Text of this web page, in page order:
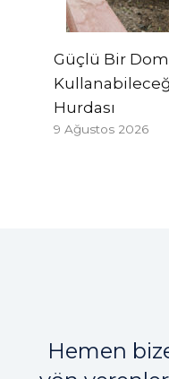
Güçlü Bir
Hurdası
9 Ağustos 2026
Hemen